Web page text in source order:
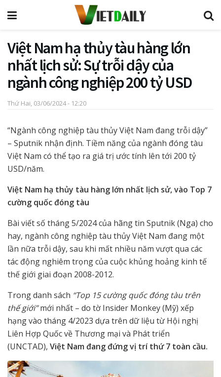
Việt Nam hạ thủy tàu hàng lớn
nhất lịch sử: Sự trỗi dậy của
ngành công nghiệp 200 tỷ USD
Thứ Hai, 03/06/2024 - 12:20
“Ngành công nghiệp tàu thủy Việt Nam đang trỗi dậy”
– Sputnik nhận định. Tiềm năng của ngành đóng tàu
Việt Nam có thể tạo ra giá trị ước tính lên tới 200 tỷ
USD/năm.
Việt Nam hạ thủy tàu hàng lớn nhất lịch sử, vào Top 7
cường quốc đóng tàu
Bài viết số tháng 5/2024 của hãng tin Sputnik (Nga) cho
hay, ngành công nghiệp tàu thủy Việt Nam đang một
lần nữa trỗi dậy, sau khi mất nhiều năm vượt qua các
tác động nghiêm trọng của cuộc khủng hoảng kinh tế
thế giới giai đoạn 2008-2012.
Trong danh sách “Top 15 cường quốc đóng tàu trên
thế giới”mới nhất – do tờ Insider Monkey (Mỹ) xếp
hạng vào tháng 4/2023 dựa trên dữ liệu từ Hội nghị
Liên Hợp Quốc về Thương mại và Phát triển
(UNCTAD), Việt Nam đang đứng vị trí thứ 7 toàn cầu.